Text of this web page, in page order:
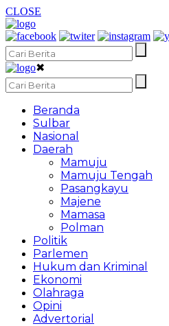
CLOSE
✖
Beranda
Sulbar
Nasional
Daerah
Mamuju
Mamuju Tengah
Pasangkayu
Majene
Mamasa
Polman
Politik
Parlemen
Hukum dan Kriminal
Ekonomi
Olahraga
Opini
Advertorial